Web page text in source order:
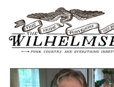
hovedinnhold